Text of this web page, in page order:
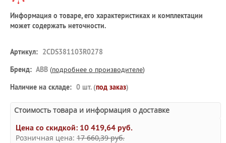
Информация о товаре, его характеристиках и комплектации
может содержать неточности.
Артикул: 2CDS381103R0278
Бренд: ABB (подробнее о производителе)
Наличие на складе: 0 шт. (под заказ)
Стоимость товара и информация о доставке
Цена со скидкой: 10 419,64 руб.
Розничная цена: 17 660,39 руб.